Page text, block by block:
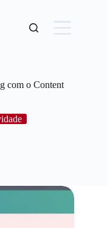
com o Content